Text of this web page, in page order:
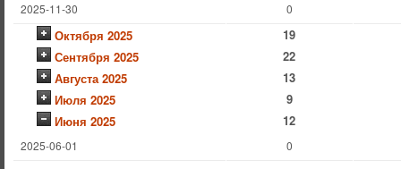
2025-11-30
0
Октября 2025
19
Сентября 2025
22
Августа 2025
13
Июля 2025
9
Июня 2025
12
2025-06-01
0